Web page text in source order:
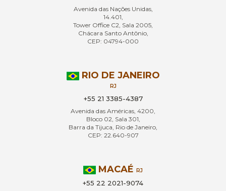
Avenida das Nações Unidas,
14.401,
Tower Office C2, Sala 2005,
Chácara Santo Antônio,
CEP: 04794-000
RIO DE JANEIRO
RJ
+55 21 3385-4387
Avenida das Américas, 4200,
Bloco 02, Sala 301,
Barra da Tijuca, Rio de Janeiro,
CEP: 22.640-907
MACAÉ RJ
+55 22 2021-9074